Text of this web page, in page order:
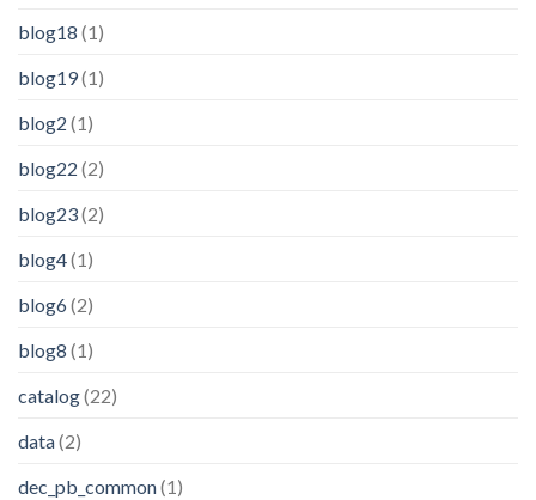
blog18 (1)
blog19(1)
blog2 (1)
blog22 (2)
blog23(2)
blog4(1)
blog6(2)
blog8 (1)
catalog(22)
data(2)
dec_pb_common(1)